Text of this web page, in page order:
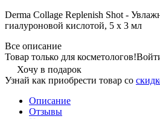
Derma Collage Replenish Shot -
гиалуроновой кислотой, 5 х 3 мл
Все описание
Товар только для косметологов!
Хочу в подарок
Узнай как приобрести товар со
Описание
Отзывы